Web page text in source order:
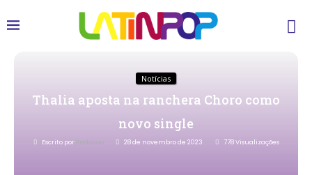
Notícias
Thalia aposta na ranchera Choro como
novo single
Escrito por Redacao 28 de novembro de 2023 778Visualizações